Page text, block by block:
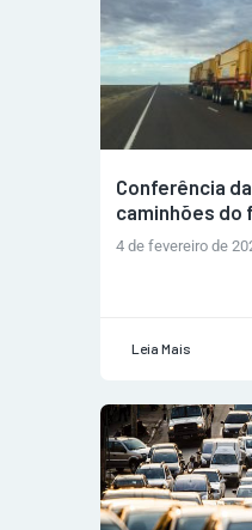
Conferência
caminhões do
4 de fevereiro de
Leia Mais